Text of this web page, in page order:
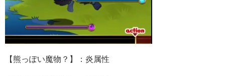
【熊っぽい魔物？】：炎属性